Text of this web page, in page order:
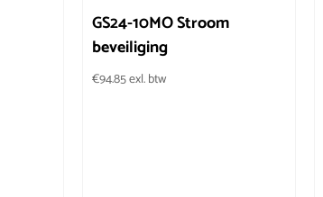
GS24-10MO Stroom
beveiliging
€94.85exl. btw